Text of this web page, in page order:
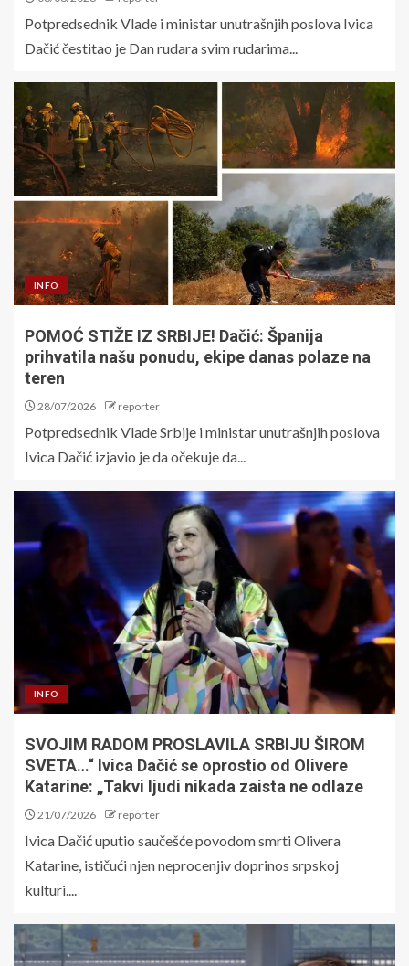
Potpredsednik Vlade i ministar unutrašnjih poslova Ivica
Dačić čestitao je Dan rudara svim rudarima...
INFO
POMOĆ STIŽE IZ SRBIJE! Dačić: Španija
prihvatila našu ponudu, ekipe danas polaze na
teren
28/07/2026 reporter
Potpredsednik Vlade Srbije i ministar unutrašnjih poslova
Ivica Dačić izjavio je da očekuje da...
INFO
SVOJIM RADOM PROSLAVILA SRBIJU ŠIROM
SVETA…“ Ivica Dačić se oprostio od Olivere
Katarine: „Takvi ljudi nikada zaista ne odlaze
21/07/2026 reporter
Ivica Dačić uputio saučešće povodom smrti Olivera
Katarine, ističući njen neprocenjiv doprinos srpskoj
kulturi....